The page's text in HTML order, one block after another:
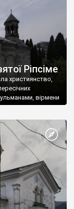
Ріпсіме
християнство,
вірмени